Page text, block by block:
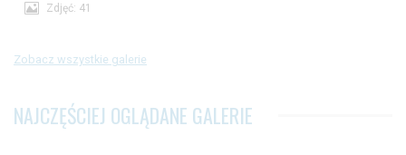
Zdjęć: 41
Zobacz wszystkie galerie
NAJCZĘŚCIEJ OGLĄDANE GALERIE